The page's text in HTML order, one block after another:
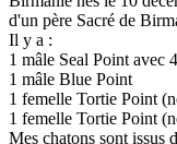
d'un père Sacré de
Il y a :
1 mâle Seal Point avec
1 mâle Blue Point
1 femelle Tortie Point
1 femelle Tortie Point
Mes chatons sont issus